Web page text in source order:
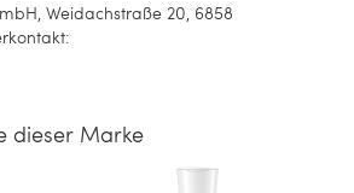
Weidachstraße 20, 6858
dieser Marke